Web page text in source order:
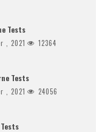
Tests
, 2021 12364
Tests
, 2021 24056